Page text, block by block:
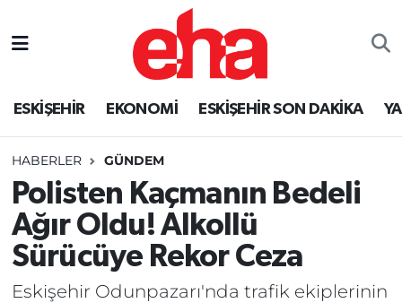
ESKİŞEHİR EKONOMİ ESKİŞEHİR SON DAKİKA
HABERLER GÜNDEM
Polisten Kaçmanın Bedeli
Ağır Oldu! Alkollü
Sürücüye Rekor Ceza
Eskişehir Odunpazarı'nda trafik ekiplerinin